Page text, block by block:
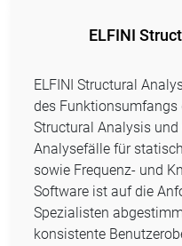
ELFINI
ELFINI Structural
des Funktionsumfangs
Structural Analysis
Analysefälle für
sowie Frequenz- und
Software ist auf die
Spezialisten
konsistente